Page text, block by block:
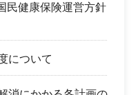
民健康保険運営方針
について